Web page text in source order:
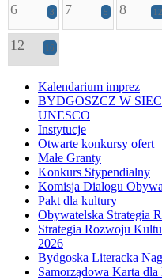
6 3 7 5 8 12
12 16
Kalendarium imprez
BYDGOSZCZ W
UNESCO
Instytucje
Otwarte konkursy ofert
Małe Granty
Konkurs Stypendialny
Komisja Dialogu
Pakt dla kultury
Obywatelska Strategia
Strategia Rozwoju
2026
Bydgoska Literacka
Samorządowa Karta